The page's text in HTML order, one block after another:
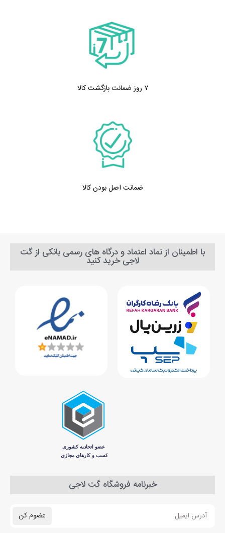
۷ روز ضمانت بازگشت کالا
ضمانت اصل بودن کالا
با اطمینان از نماد اعتماد و درگاه های رسمی بانکی از گت
لاجی خرید کنید
خبرنامه فروشگاه گت لاجی
عضوم کن